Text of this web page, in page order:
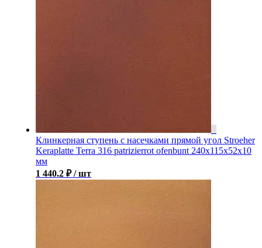
Клинкерная ступень с насечками прямой угол Stroeher
Keraplatte Terra 316 patrizierrot ofenbunt 240х115х52х10
мм
1 440.2 ₽ / шт